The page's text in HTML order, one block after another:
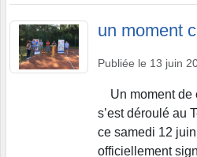
un moment
Publiée le 13 juin
Un moment de
s’est déroulé au
ce samedi 12
officiellement